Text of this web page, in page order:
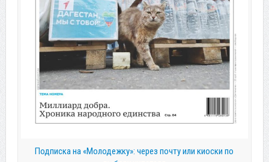
Подписка на «Молодежку»: через почту или киоски по